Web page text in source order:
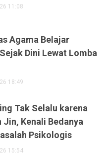
11:08
Agama Belajar
Dini Lewat Lomba
18:49
Tak Selalu karena
Jin, Kenali Bedanya
Psikologis
15:54